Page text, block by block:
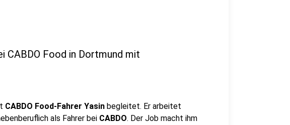
CABDO Food in Dortmund mit
CABDO Food-Fahrer Yasin begleitet. Er arbeitet
als Fahrer bei CABDO. Der Job macht ihm